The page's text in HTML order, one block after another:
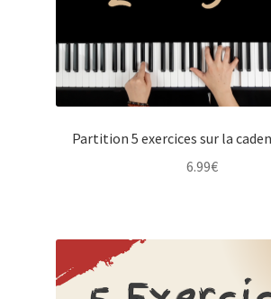
Partition 5 exercices sur la
6.99€